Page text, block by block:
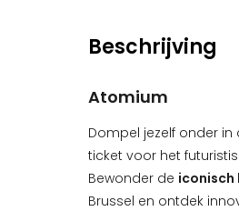
Beschrijving
Atomium
Dompel jezelf onder
ticket voor het
Bewonder de iconisch
Brussel en ontdek